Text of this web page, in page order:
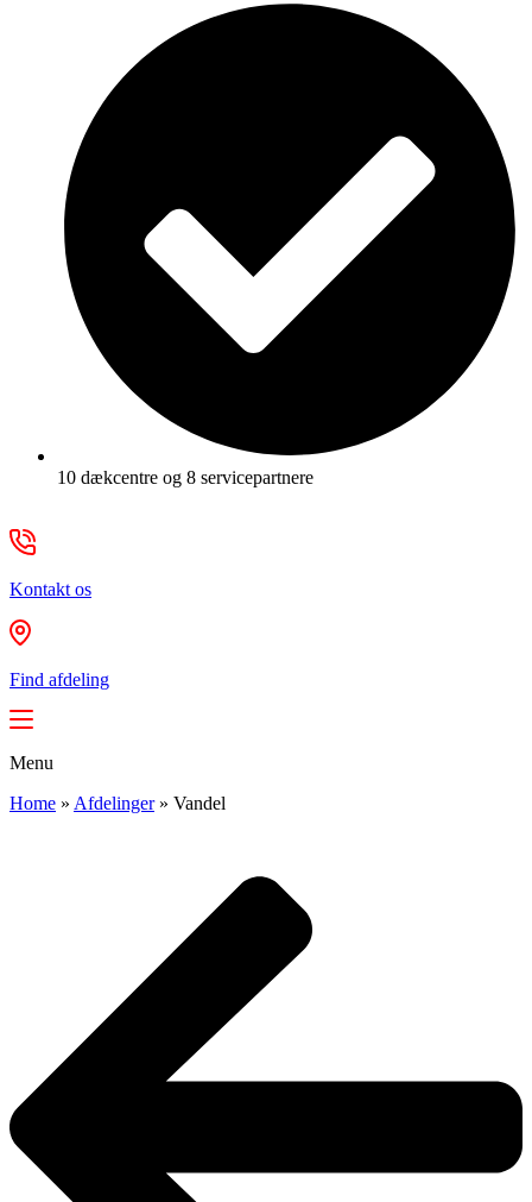
10 dækcentre og 8 servicepartnere
Kontakt os
Find afdeling
Menu
Home » Afdelinger» Vandel